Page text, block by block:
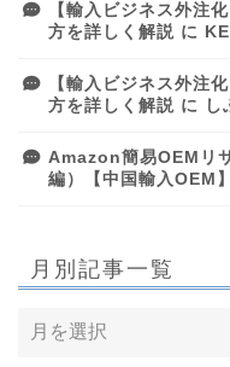
【輸入ビジネス外注
方を詳しく解説 に
【輸入ビジネス外注
方を詳しく解説 に し
Amazon簡易OEMリ
編）【中国輸入OEM】
月別記事一覧